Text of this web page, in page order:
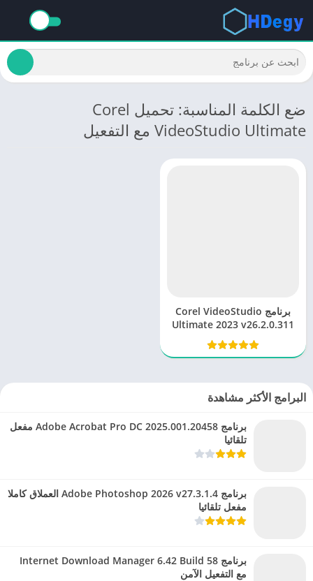
ضع الكلمة المناسبة: تحميل Corel
VideoStudio Ultimate مع التفعيل
برنامج Corel VideoStudio
Ultimate 2023 v26.2.0.311
التفعيل مدى الحياة
البرامج الأكثر مشاهدة
برنامج Adobe Acrobat Pro DC 2025.001.20458 مفعل
تلقائيا
برنامج Adobe Photoshop 2026 v27.3.1.4 العملاق كاملا
مفعل تلقائيا
برنامج Internet Download Manager 6.42 Build 58
مع التفعيل الآمن